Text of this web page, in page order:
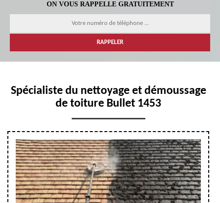
ON VOUS RAPPELLE GRATUITEMENT
Spécialiste du nettoyage et démoussage
de toiture Bullet 1453